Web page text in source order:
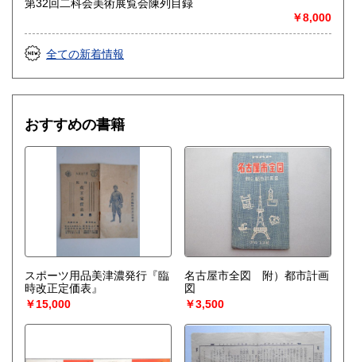
総記、哲学宗教、歴史、社会科学、自然科学、美術工芸、国
語国文、外国文学、古典籍、近代文献、趣味、外国書、サブ
カルチャー、古書一般（その他）
古文書・和本・刷り物・絵葉書・近代文献資料・エフェメラ
第32回二科会美術展覧会陳列目録
￥8,000
全ての新着情報
おすすめの書籍
スポーツ用品美津濃発行『臨
時改正定価表』
￥15,000
名古屋市全図 附）都市計画
図
￥3,500